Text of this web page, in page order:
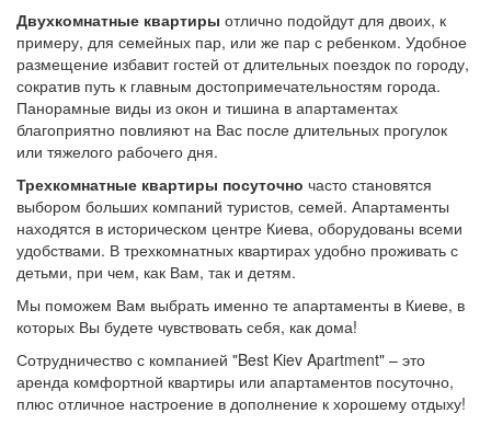
Двухкомнатные квартиры отлично подойдут для двоих, к
примеру, для семейных пар, или же пар с ребенком. Удобное
размещение избавит гостей от длительных поездок по городу,
сократив путь к главным достопримечательностям города.
Панорамные виды из окон и тишина в апартаментах
благоприятно повлияют на Вас после длительных прогулок
или тяжелого рабочего дня.
Трехкомнатные квартиры посуточно часто становятся
выбором больших компаний туристов, семей. Апартаменты
находятся в историческом центре Киева, оборудованы всеми
удобствами. В трехкомнатных квартирах удобно проживать с
детьми, при чем, как Вам, так и детям.
Мы поможем Вам выбрать именно те апартаменты в Киеве, в
которых Вы будете чувствовать себя, как дома!
Сотрудничество с компанией "Best Kiev Apartment" – это
аренда комфортной квартиры или апартаментов посуточно,
плюс отличное настроение в дополнение к хорошему отдыху!